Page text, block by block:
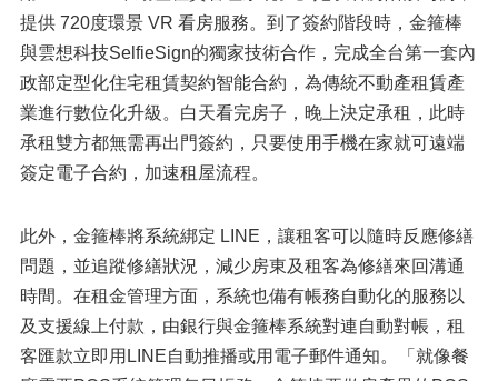
提供 720度環景 VR 看房服務。到了簽約階段時，金箍棒
與雲想科技SelfieSign的獨家技術合作，完成全台第一套內
政部定型化住宅租賃契約智能合約，為傳統不動產租賃產
業進行數位化升級。白天看完房子，晚上決定承租，此時
承租雙方都無需再出門簽約，只要使用手機在家就可遠端
簽定電子合約，加速租屋流程。
此外，金箍棒將系統綁定 LINE，讓租客可以隨時反應修繕
問題，並追蹤修繕狀況，減少房東及租客為修繕來回溝通
時間。在租金管理方面，系統也備有帳務自動化的服務以
及支援線上付款，由銀行與金箍棒系統對連自動對帳，租
客匯款立即用LINE自動推播或用電子郵件通知。「就像餐